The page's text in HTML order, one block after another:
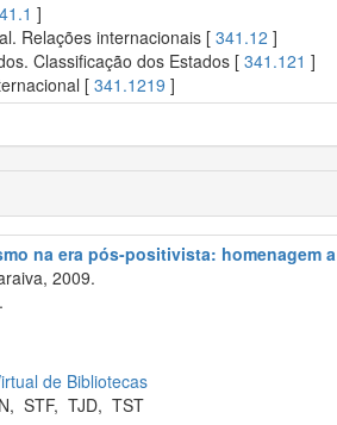
]
Relações internacionais [ 341.12 ]
Classificação dos Estados [ 341.121 ]
[ 341.1219 ]
na era pós-positivista: homenagem
2009.
de Bibliotecas
, STF, TJD, TST